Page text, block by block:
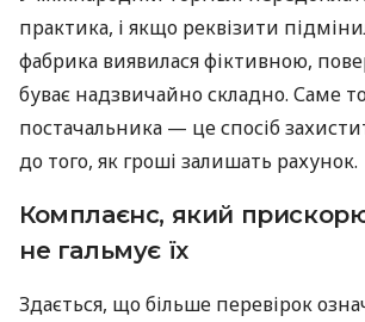
практика, і якщо реквізити
фабрика виявилася фіктивною,
буває надзвичайно складно. Саме
постачальника — це спосіб
до того, як гроші залишать рахунок.
Комплаєнс, який
не гальмує їх
Здається, що більше перевірок